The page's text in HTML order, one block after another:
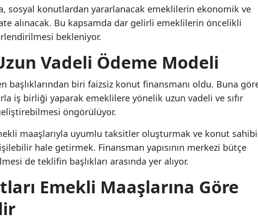
sosyal konutlardan yararlanacak emeklilerin ekonomik ve
alınacak. Bu kapsamda dar gelirli emeklilerin öncelikli
bekleniyor.
Vadeli Ödeme Modeli
başlıklarından biri faizsiz konut finansmanı oldu. Buna
iş birliği yaparak emeklilere yönelik uzun vadeli ve sıfır
öngörülüyor.
maaşlarıyla uyumlu taksitler oluşturmak ve konut sahibi
hale getirmek. Finansman yapısının merkezi bütçe
de teklifin başlıkları arasında yer alıyor.
Emekli Maaşlarına Göre